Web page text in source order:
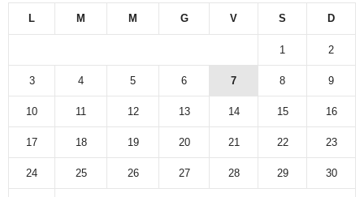
L M M G V S D
1 2
3 4 5 6 7 8 9
10 11 12 13 14 15 16
17 18 19 20 21 22 23
24 25 26 27 28 29 30